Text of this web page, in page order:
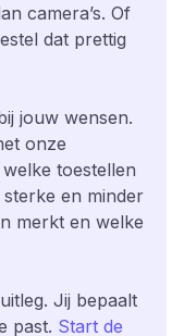
camera’s. Of
dat prettig
jouw wensen.
onze
toestellen
en minder
merkt en welke
Jij bepaalt
past. Start de